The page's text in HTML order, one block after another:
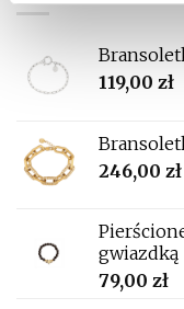
119,00 zł
246,00 zł
gwiazdką
79,00 zł